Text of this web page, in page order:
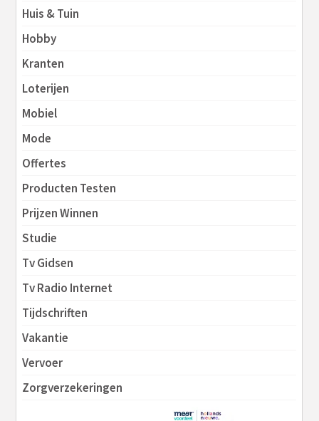
Huis & Tuin
Hobby
Kranten
Loterijen
Mobiel
Mode
Offertes
Producten Testen
Prijzen Winnen
Studie
Tv Gidsen
Tv Radio Internet
Tijdschriften
Vakantie
Vervoer
Zorgverzekeringen